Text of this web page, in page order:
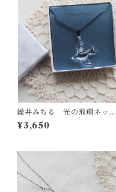
繰井みちる 光の飛翔ネック
レス クリア
¥3,650